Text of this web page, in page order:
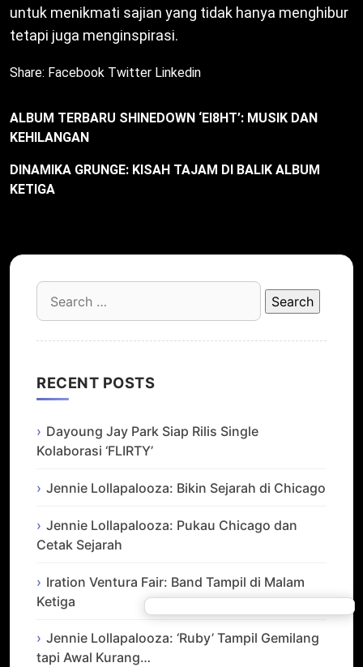
untuk menikmati sajian yang tidak hanya menghibur
tetapi juga menginspirasi.
Share: Facebook Twitter Linkedin
ALBUM TERBARU SHINEDOWN ‘EI8HT’: MUSIK DAN
KEHILANGAN
DINAMIKA GRUNGE: KISAH TAJAM DI BALIK ALBUM
KETIGA
Search
for:
RECENT POSTS
Dayoung Jay Park Siap Rilis Single
Kolaborasi ‘FLIRTY’
Jennie Lollapalooza: Bikin Sejarah di Chicago
Jennie Lollapalooza: Pukau Chicago dan
Cetak Sejarah
Iration Ventura Fair: Band Tampil di Malam
Ketiga
Jennie Lollapalooza: ‘Ruby’ Tampil Gemilang
tapi Awal Kurang…